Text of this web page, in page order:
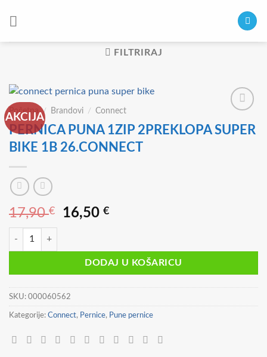
FILTRIRAJ
AKCIJA
Početna / Brandovi / Connect
PERNICA PUNA 1ZIP 2PREKLOPA SUPER
BIKE 1B 26.CONNECT
17,90€
Izvorna
je:
17,90 €.
16,50€Trenutna
16,50 €.
PERNICA PUNA 1ZIP 2PREKLOPA SUPER BIKE 1B 26.CONNECT
DODAJ U KOŠARICU
SKU: 000060562
Kategorije: Connect, Pernice, Pune pernice